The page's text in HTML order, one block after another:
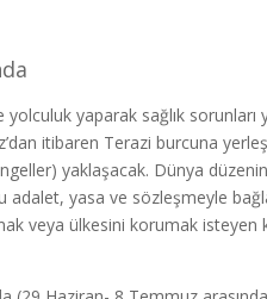
yaparak sağlık
itibaren Terazi burcuna
yaklaşacak. Dünya
yasa ve sözleşmeyle
veya ülkesini korumak isteyen